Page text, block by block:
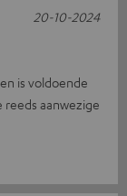
is voldoende
aanwezige
20-10-2024